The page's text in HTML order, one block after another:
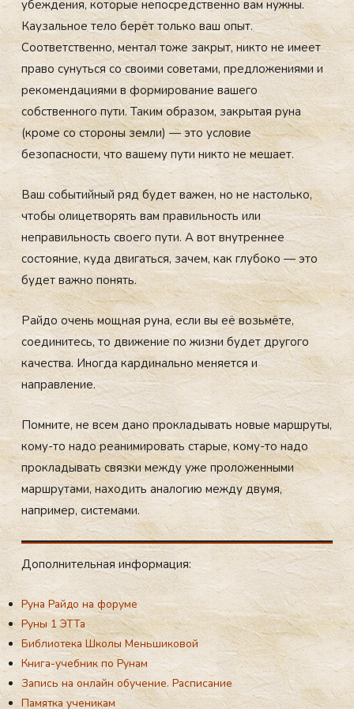
убеждения, которые непосредственно вам нужны.
Каузальное тело берёт только ваш опыт.
Соответственно, ментал тоже закрыт, никто не имеет
право сунуться со своими советами, предложениями и
рекомендациями в формирование вашего
собственного пути. Таким образом, закрытая руна
(кроме со стороны земли) — это условие
безопасности, что вашему пути никто не мешает.
Ваш событийный ряд будет важен, но не настолько,
чтобы олицетворять вам правильность или
неправильность своего пути. А вот внутреннее
состояние, куда двигаться, зачем, как глубоко — это
будет важно понять.
Райдо очень мощная руна, если вы её возьмёте,
соединитесь, то движение по жизни будет другого
качества. Иногда кардинально меняется и
направление.
Помните, не всем дано прокладывать новые маршруты,
кому-то надо реанимировать старые, кому-то надо
прокладывать связки между уже проложенными
маршрутами, находить аналогию между двумя,
например, системами.
До­пол­ни­тель­ная ин­форма­ция:
Руна Райдо на форуме
Руны 1 ЭТТа
Библиотека Школы Меньшиковой
Книга-учебник по Рунам
Запись на онлайн обучение. Расписание
Памятка ученикам